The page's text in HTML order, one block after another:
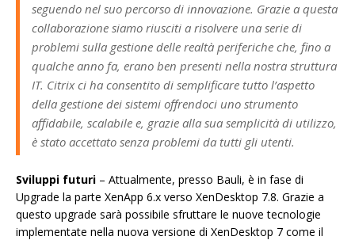
seguendo nel suo percorso di innovazione. Grazie a questa
collaborazione siamo riusciti a risolvere una serie di
problemi sulla gestione delle realtà periferiche che, fino a
qualche anno fa, erano ben presenti nella nostra struttura
IT. Citrix ci ha consentito di semplificare tutto l’aspetto
della gestione dei sistemi offrendoci uno strumento
affidabile, scalabile e, grazie alla sua semplicità di utilizzo,
è stato accettato senza problemi da tutti gli utenti.
Sviluppi futuri – Attualmente, presso Bauli, è in fase di
Upgrade la parte XenApp 6.x verso XenDesktop 7.8. Grazie a
questo upgrade sarà possibile sfruttare le nuove tecnologie
implementate nella nuova versione di XenDesktop 7 come il